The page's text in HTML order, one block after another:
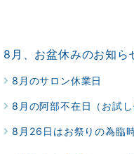
8月、お盆休みのお知ら
8月のサロン休業日
8月の阿部不在日（お試
8月26日はお祭りの為臨